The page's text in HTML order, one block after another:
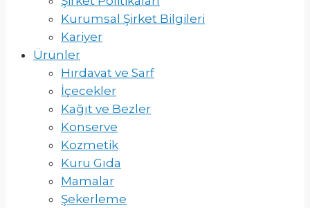
Kurumsal Şirket Bilgileri
Kariyer
Ürünler
Hırdavat ve Sarf
İçecekler
Kağıt ve Bezler
Konserve
Kozmetik
Kuru Gıda
Mamalar
Şekerleme